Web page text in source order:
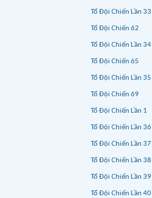
Tổ Đội Chiến Lần 33
Tổ Đội Chiến 62
Tổ Đội Chiến Lần 34
Tổ Đội Chiến 65
Tổ Đội Chiến Lần 35
Tổ Đội Chiến 69
Tổ Đội Chiến Lần 1
Tổ Đội Chiến Lần 36
Tổ Đội Chiến Lần 37
Tổ Đội Chiến Lần 38
Tổ Đội Chiến Lần 39
Tổ Đội Chiến Lần 40